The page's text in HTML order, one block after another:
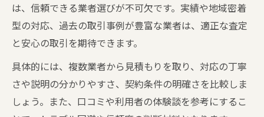
は、信頼できる業者選びが不可欠です。実績や地域密着
型の対応、過去の取引事例が豊富な業者は、適正な査定
と安心の取引を期待できます。
具体的には、複数業者から見積もりを取り、対応の丁寧
さや説明の分かりやすさ、契約条件の明確さを比較しま
しょう。また、口コミや利用者の体験談を参考にするこ